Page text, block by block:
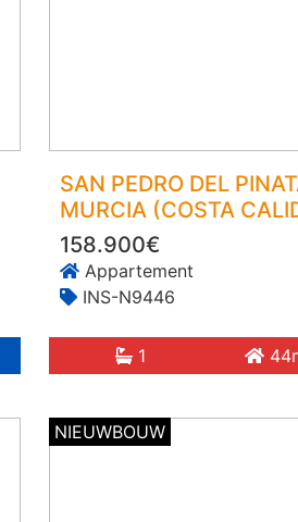
SAN PEDRO DEL
MURCIA (COSTA
158.900€
Appartement
INS-N9446
1
NIEUWBOUW